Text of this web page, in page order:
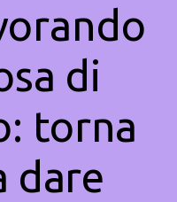
di
torna
dare